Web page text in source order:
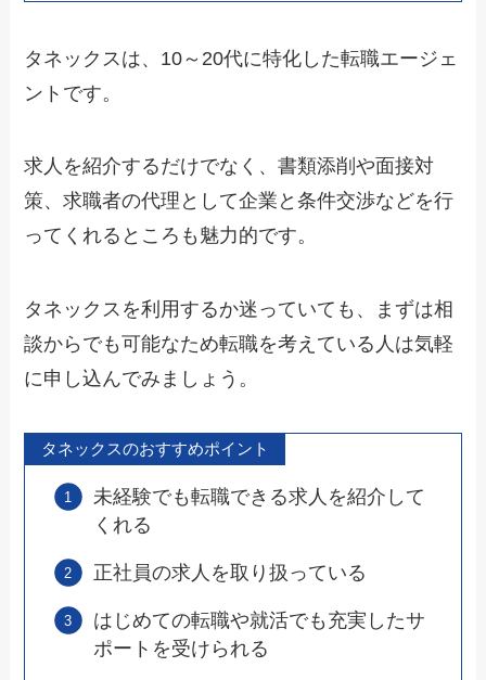
タネックスは、10～20代に特化した転職エージェ
ントです。
求人を紹介するだけでなく、書類添削や面接対
策、求職者の代理として企業と条件交渉などを行
ってくれるところも魅力的です。
タネックスを利用するか迷っていても、まずは相
談からでも可能なため転職を考えている人は気軽
に申し込んでみましょう。
タネックスのおすすめポイント
未経験でも転職できる求人を紹介して
くれる
正社員の求人を取り扱っている
はじめての転職や就活でも充実したサ
ポートを受けられる